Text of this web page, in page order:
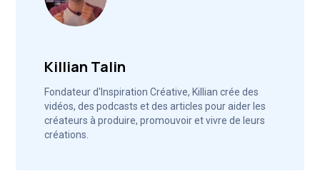
Killian Talin
Fondateur d'Inspiration Créative, Killian crée des
vidéos, des podcasts et des articles pour aider les
créateurs à produire, promouvoir et vivre de leurs
créations.